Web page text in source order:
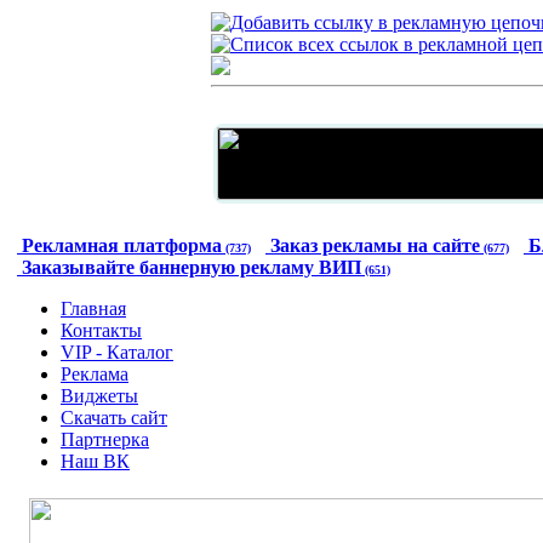
Рекламная платформа (737) Заказ рекламы на сайте (677)
Заказывайте баннерную рекламу ВИП (651)
Главная
Контакты
VIP - Каталог
Реклама
Виджеты
Скачать сайт
Партнерка
Наш ВК